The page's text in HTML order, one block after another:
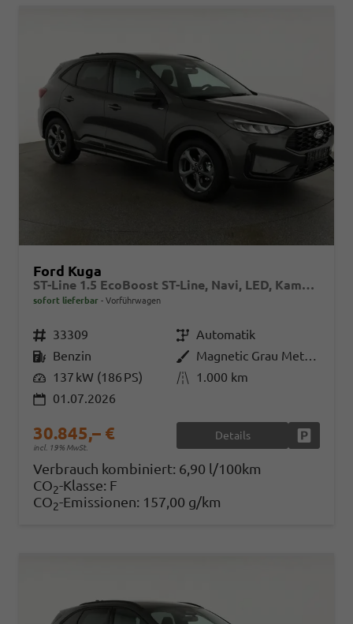
Ford Kuga
ST-Line 1.5 EcoBoost ST-Line, Navi, LED, Kamera, Winter, FS beheizbar
sofort lieferbar Vorführwagen
Fahrzeugnr. 33309 GetriebeAutomatik
Kraftstoff Benzin Außenfarbe
Magnetic Grau Metallic
Leistung 137 kW (186 PS) Kilometerstand 1.000 km
01.07.2026
30.845,– €
incl. 19% MwSt.
Details
Verbrauch kombiniert: 6,90 l/100km
CO2-Klasse: F
CO2-Emissionen: 157,00 g/km